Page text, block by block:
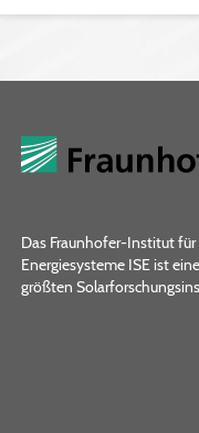
Das Fraunhofer-Institut für
Energiesysteme ISE ist
größten